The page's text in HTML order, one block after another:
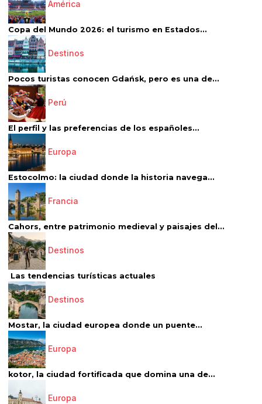
América
Copa del Mundo 2026: el turismo en Estados...
Destinos
Pocos turistas conocen Gdańsk, pero es una de...
Perú
El perfil y las preferencias de los españoles...
Europa
Estocolmo: la ciudad donde la historia navega...
Francia
Cahors, entre patrimonio medieval y paisajes del...
Destinos
Las tendencias turísticas actuales
Destinos
Mostar, la ciudad europea donde un puente...
Europa
kotor, la ciudad fortificada que domina una de...
Europa